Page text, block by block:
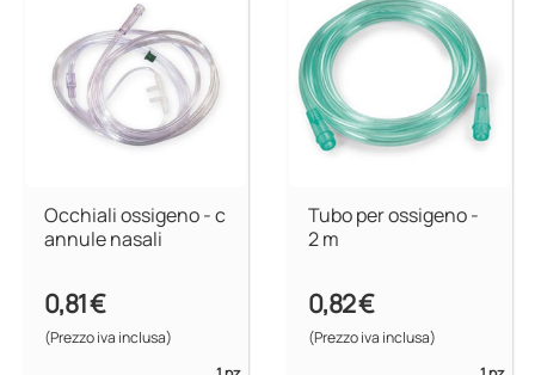
Occhiali ossigeno - c
annule nasali
0,81 €
(Prezzo iva inclusa)
Tubo per ossigeno -
2 m
0,82 €
(Prezzo iva inclusa)